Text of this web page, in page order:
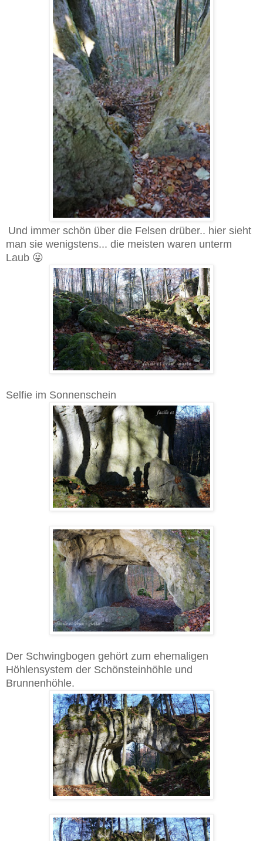
Und immer schön über die Felsen drüber.. hier sieht
man sie wenigstens... die meisten waren unterm
Laub 😜
Selfie im Sonnenschein
Der Schwingbogen gehört zum ehemaligen
Höhlensystem der Schönsteinhöhle und
Brunnenhöhle.